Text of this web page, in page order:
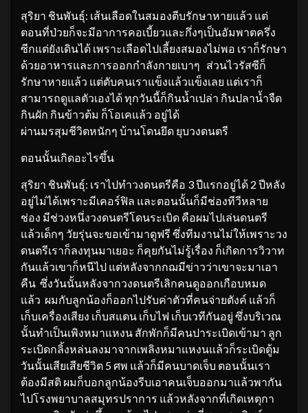
สุริยา ชินพันธุ์: เส้นเลือดในสมองตีบรักษาหายแล้ว แต่
ตอนที่ป่วยก็จะมีอาการคอเบี้ยวและกึ่งๆเป็นอัมพาตครึ่ง
ซีกแต่ยังเดินได้ เพราะเลือดไปเลี้ยงสมองไม่พอ เราก็รักษา
ด้วยอาหารและการออกกำลังกายเบาๆ ส่วนไวรัสซีก็
รักษาหายแล้ว แต่ตับคนเราแข็งแล้วแข็งเลย แต่เราก็
สามารถดูแลตัวเองได้ ทุกวันนี้ก็กินน้ำเปล่า กินปลาน้ำจืด
กินผัก กินข้าวต้ม ก็โอเคแล้ว อยู่ได้
ผ่านมรสุมชีวิตหนักๆ บ้านโดนยึด ยุบวงดนตรี
ตอนนั้นเกิดอะไรขึ้น
สุริยา ชินพันธุ์: เราไปทำวงดนตรีคือ 3 ปีแรกอยู่ได้ 2 ปีหลัง
อยู่ไม่ได้เพราะมีเคอร์ฟิล และตอนนั้นก็มีช่องทีวีหลาย
ช่อง มีช่วงหนึ่งวงดนตรีโดนระเบิด คือผมไปเล่นดนตรี
แล้วเด็กๆ วัยรุ่นจะขอเข้ามาดูฟรี ซึ่งทีมงานไม่ให้เพราะวง
ดนตรีเราก็ลงทุนมาเยอะ ก็คุยกันไม่รู้เรื่อง ก็เกิดการวิวาท
กันแล้วเขาก็หนีไป แต่หลังจากกฌมีข่าวว่าเขาจะมาเอา
คืน ซึ่งวันนั้นหลังจากวงดนตรีเลิกคนดูออกเกือบหมด
แล้ว ผมกับลูกน้องก็ออกไปรับค่าตัวที่คนจ่ายตังค์ แล้วก็
เก็บเครื่องเสียง เก็บสแตน เก็บไฟ เก็บเวทีกันอยู่ ซึ่งบริเวณ
นั้นทำเป็นเพิงหมาแหงน สักพักก็มีคนปาระเบิดเข้ามา ลูก
ระเบิดกลิ้งหล่นลงมาจากเพลิงหมาแหงนแล้วก็ระเบิดตู้ม
วันนั้นเสียเสียชีวิต 5 ศพ แล้วก็มีคนบาดเจ็บ ตอนนั้นเรา
ต้องมีสติ ผมก็บอกลูกน้องรีบเอาคนเจ็บออกมาแล้วพากัน
ไปโรงพยาบาลสมุทรปราการ แล้วหลังจากที่เกิดเหตุกา